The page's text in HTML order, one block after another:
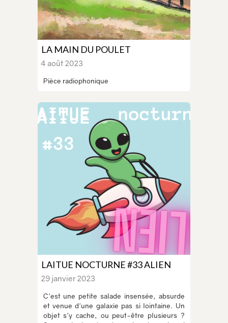
LA MAIN DU POULET
4 août 2023
Pièce radiophonique
LAITUE NOCTURNE #33 ALIEN
29 janvier 2023
C'est une petite salade insensée, absurde
et venue d'une galaxie pas si lointaine. Un
objet s'y cache, ou peut-être plusieurs ?